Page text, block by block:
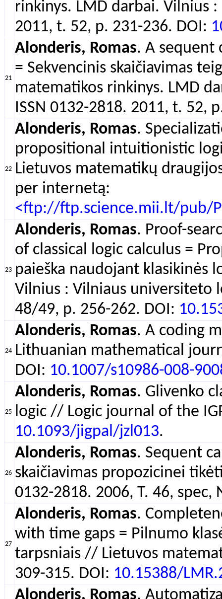
rinkinys. LMD darbai. Vilnius
2011, t. 52, p. 231-236. DOI:
21
Alonderis, Romas. A sequent
= Sekvencinis skaičiavimas
matematikos rinkinys. LMD
ISSN 0132-2818. 2011, t. 52,
22
Alonderis, Romas.
propositional intuitionistic
Lietuvos matematikų
per internetą:
<ftp://ftp.science.mii.lt/pub/
23
Alonderis, Romas. Proof-
of classical logic calculus =
paieška naudojant klasikinės
Vilnius : Vilniaus universiteto
48/49, p. 256-262. DOI:
24
Alonderis, Romas. A coding
Lithuanian mathematical
DOI: 10.1007/s10986-008-
25
Alonderis, Romas. Glivenko
logic // Logic journal of the
10.1093/jigpal/jzl013.
26
Alonderis, Romas. Sequent
skaičiavimas propozicinei
0132-2818. 2006, T. 46, spec,
27
Alonderis, Romas.
with time gaps = Pilnumo
tarpsniais // Lietuvos
309-315. DOI: 10.15388/
Alonderis, Romas.